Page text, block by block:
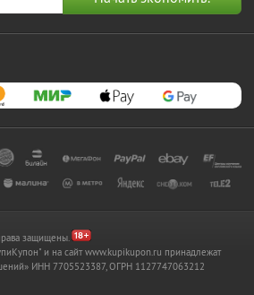
защищены.
и на сайт www.kupikupon.ru принадлежат
ИНН 7705523387, ОГРН 1127747063212